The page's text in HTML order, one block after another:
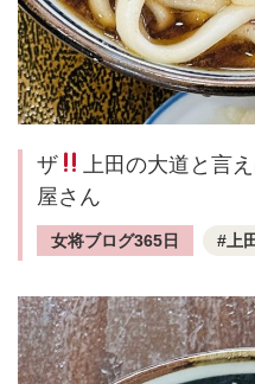
ザ
上田の大道と言
屋さん
女将ブログ365日 上